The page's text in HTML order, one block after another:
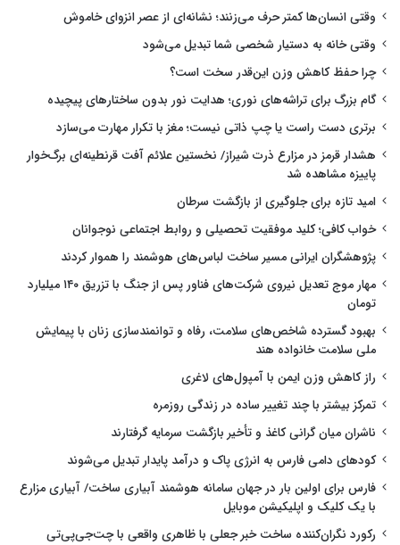
وقتی انسان‌ها کمتر حرف می‌زنند؛ نشانه‌ای از عصر انزوای خاموش
وقتی خانه به دستیار شخصی شما تبدیل می‌شود
چرا حفظ کاهش وزن این‌قدر سخت است؟
گام بزرگ برای تراشه‌های نوری؛ هدایت نور بدون ساختارهای پیچیده
برتری دست راست یا چپ ذاتی نیست؛ مغز با تکرار مهارت می‌سازد
هشدار قرمز در مزارع ذرت شیراز/ نخستین علائم آفت قرنطینه‌ای برگ‌خوار
پاییزه مشاهده شد
امید تازه برای جلوگیری از بازگشت سرطان
خواب کافی؛ کلید موفقیت تحصیلی و روابط اجتماعی نوجوانان
پژوهشگران ایرانی مسیر ساخت لباس‌های هوشمند را هموار کردند
مهار موج تعدیل نیروی شرکت‌های فناور پس از جنگ با تزریق ۱۴۰ میلیارد
تومان
بهبود گسترده شاخص‌های سلامت، رفاه و توانمندسازی زنان با پیمایش
ملی سلامت خانواده هند
راز کاهش وزن ایمن با آمپول‌های لاغری
تمرکز بیشتر با چند تغییر ساده در زندگی روزمره
ناشران میان گرانی کاغذ و تأخیر بازگشت سرمایه گرفتارند
کودهای دامی فارس به انرژی پاک و درآمد پایدار تبدیل می‌شوند
فارس برای اولین بار در جهان سامانه هوشمند آبیاری ساخت/ آبیاری مزارع
با یک کلیک و اپلیکیشن موبایل
رکورد نگران‌کننده ساخت خبر جعلی با ظاهری واقعی با چت‌جی‌پی‌تی